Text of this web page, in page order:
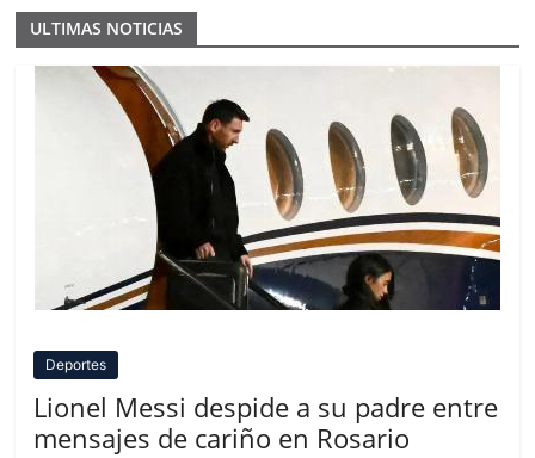
ULTIMAS NOTICIAS
Deportes
Lionel Messi despide a su padre entre
mensajes de cariño en Rosario